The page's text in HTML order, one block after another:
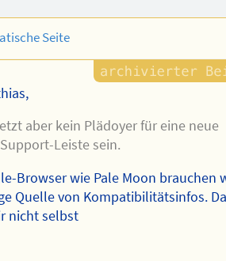
Seite
aber kein Plädoyer für eine neue
Leiste sein.
Browser wie Pale Moon brauchen
Quelle von Kompatibilitätsinfos.
nicht selbst